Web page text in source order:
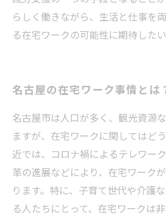
らしく働きながら、生活と仕事を
る在宅ワークの可能性に期待したい
名古屋の在宅ワーク事情とは
名古屋市は人口が多く、観光資源
ますが、在宅ワークに関してはど
近では、コロナ禍によるテレワー
革の進展などにより、在宅ワーク
ります。特に、子育て世代や介護
る人たちにとって、在宅ワークは